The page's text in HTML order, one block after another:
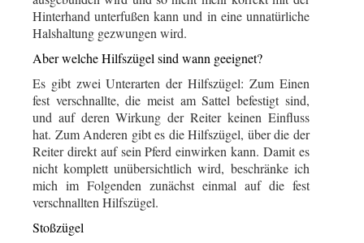
Hinterhand unterfußen kann und in eine unnatürliche
Halshaltung gezwungen wird.
Aber welche Hilfszügel sind wann geeignet?
Es gibt zwei Unterarten der Hilfszügel: Zum Einen
fest verschnallte, die meist am Sattel befestigt sind,
und auf deren Wirkung der Reiter keinen Einfluss
hat. Zum Anderen gibt es die Hilfszügel, über die der
Reiter direkt auf sein Pferd einwirken kann. Damit es
nicht komplett unübersichtlich wird, beschränke ich
mich im Folgenden zunächst einmal auf die fest
verschnallten Hilfszügel.
Stoßzügel